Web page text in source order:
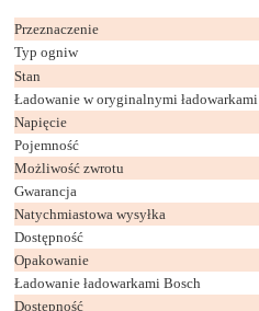
Przeznaczenie
Typ ogniw
Stan
Ładowanie w oryginalnymi ładowarkami
Napięcie
Pojemność
Możliwość zwrotu
Gwarancja
Natychmiastowa wysyłka
Dostępność
Opakowanie
Ładowanie ładowarkami Bosch
Dostępność